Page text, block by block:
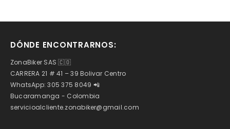
DÓNDE ENCONTRARNOS:
ZonaBiker SAS 🇨🇴
CARRERA 21 # 41 – 39 Bolivar Centro
WhatsApp: 305 375 8049 📲
Bucaramanga - Colombia
servicioalcliente.zonabiker@gmail.com